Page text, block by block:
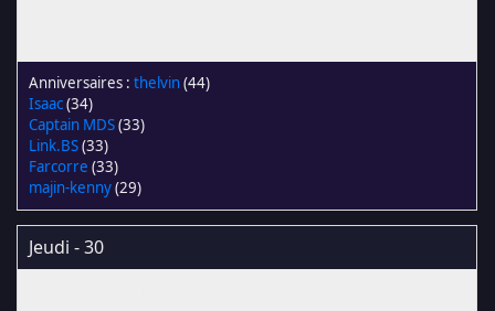
thelvin(44)
Isaac(34)
Captain MDS(33)
Link.BS(33)
Farcorre (33)
majin-kenny(29)
Jeudi - 30